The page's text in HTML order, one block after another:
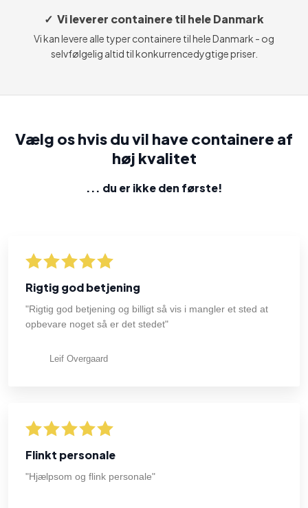
✓ Vi leverer containere til hele Danmark
Vi kan levere alle typer containere til hele Danmark - og
selvfølgelig altid til konkurrencedygtige priser.
Vælg os hvis du vil have containere af
høj kvalitet
... du er ikke den første​!
Rigtig god betjening
"Rigtig god betjening og billigt så vis i mangler et sted at
opbevare noget så er det stedet"
Leif Overgaard
Flinkt personale
"Hjælpsom og flink personale"